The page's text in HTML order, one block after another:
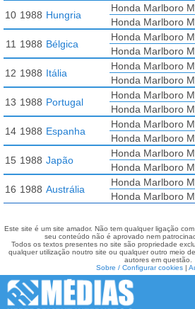
10 1988 Hungria
Honda Marlboro
Honda Marlboro
11 1988 Bélgica
Honda Marlboro
Honda Marlboro
12 1988 Itália
Honda Marlboro
Honda Marlboro
13 1988 Portugal
Honda Marlboro
Honda Marlboro
14 1988 Espanha
Honda Marlboro
Honda Marlboro
15 1988 Japão
Honda Marlboro
Honda Marlboro
16 1988 Austrália
Honda Marlboro
Honda Marlboro
Este site é um site amador. Não tem qualquer ligação
seu conteúdo não é aprovado nem
Todos os textos presentes no site são propriedade
qualquer utilização noutro site ou qualquer outro meio
autores em questão.
Sobre / Configurar cookies|